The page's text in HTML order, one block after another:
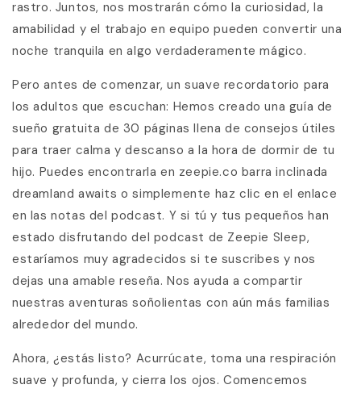
rastro. Juntos, nos mostrarán cómo la curiosidad, la
amabilidad y el trabajo en equipo pueden convertir una
noche tranquila en algo verdaderamente mágico.
Pero antes de comenzar, un suave recordatorio para
los adultos que escuchan: Hemos creado una guía de
sueño gratuita de 30 páginas llena de consejos útiles
para traer calma y descanso a la hora de dormir de tu
hijo. Puedes encontrarla en zeepie.co barra inclinada
dreamland awaits o simplemente haz clic en el enlace
en las notas del podcast. Y si tú y tus pequeños han
estado disfrutando del podcast de Zeepie Sleep,
estaríamos muy agradecidos si te suscribes y nos
dejas una amable reseña. Nos ayuda a compartir
nuestras aventuras soñolientas con aún más familias
alrededor del mundo.
Ahora, ¿estás listo? Acurrúcate, toma una respiración
suave y profunda, y cierra los ojos. Comencemos